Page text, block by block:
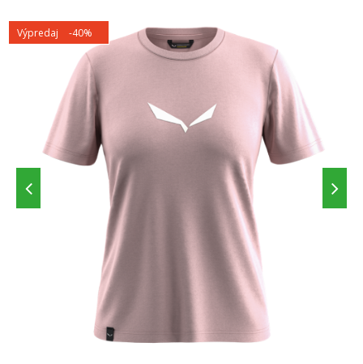
Výpredaj -40%